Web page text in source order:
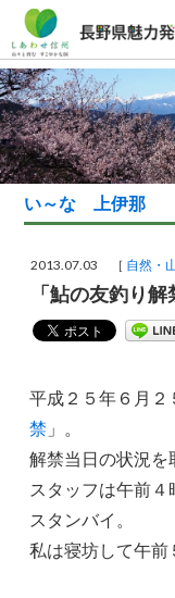
い～な 上伊那
2013.07.03 ［ 自然・
「鮎の友釣り
平成２５年６月
禁 」。
解禁当日の状況を
スタッフは午前
スタンバイ。
私は寝坊して午前